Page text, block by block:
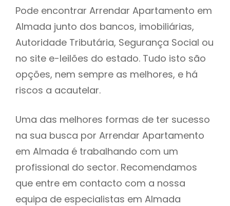
Pode encontrar Arrendar Apartamento em
Almada junto dos bancos, imobiliárias,
Autoridade Tributária, Segurança Social ou
no site e-leilões do estado. Tudo isto são
opções, nem sempre as melhores, e há
riscos a acautelar.
Uma das melhores formas de ter sucesso
na sua busca por Arrendar Apartamento
em Almada é trabalhando com um
profissional do sector. Recomendamos
que entre em contacto com a nossa
equipa de especialistas em Almada